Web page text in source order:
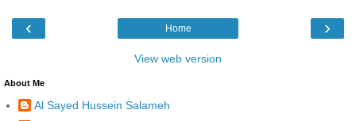
‹ ›
Home
View web version
About Me
Al Sayed Hussein Salameh